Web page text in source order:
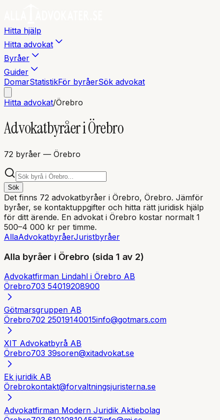
Hitta hjälp
Hitta advokat
Byråer
Guider
DomarStatistikFör byråerSök advokat
Hitta advokat/Örebro
Advokatbyråer iÖrebro
72 byråer — Örebro
Sök
Det finns 72 advokatbyråer i Örebro, Örebro. Jämför
byråer, se kontaktuppgifter och hitta rätt juridisk hjälp
för ditt ärende. En advokat i Örebro kostar normalt 1
500–4 000 kr per timme.
AllaAdvokatbyråerJuristbyråer
Alla byråer i Örebro (sida 1 av 2)
Advokatfirman Lindahl i Örebro AB
Örebro703 54019208900
Götmarsgruppen AB
Örebro702 25019140015info@gotmars.com
XIT Advokatbyrå AB
Örebro703 39soren@xitadvokat.se
Ek juridik AB
Örebrokontakt@forvaltningsjuristerna.se
Advokatfirman Modern Juridik Aktiebolag